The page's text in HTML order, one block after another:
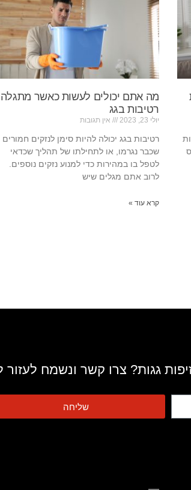
מה אתם יכולים לעשות כאשר מתגלה
רטיבות בגג
יולי 23, 2023 אין תגובות
רטיבות בגג יכולה להיות סימן לנזקים חמורים
שכבר נגרמו, או לתחילתו של תהליך שכדאי
לטפל בו במהירות כדי למנוע נזקים נוספים.
לרוב אתם מגלים שיש
קרא עוד »
גגות? צרו קשר ונשמח לעזור
שליחה